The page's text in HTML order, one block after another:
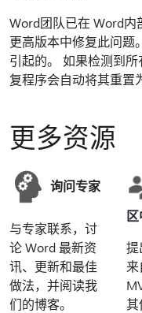
Word团队已在 Word内
更高版本中修复此问题
引起的。 如果检测到
复程序会自动将其重置
更多资源
询问专家
与专家联系，讨
论 Word 最新资
讯、更新和最佳
做法，并阅读我
们的博客。
提
来
其